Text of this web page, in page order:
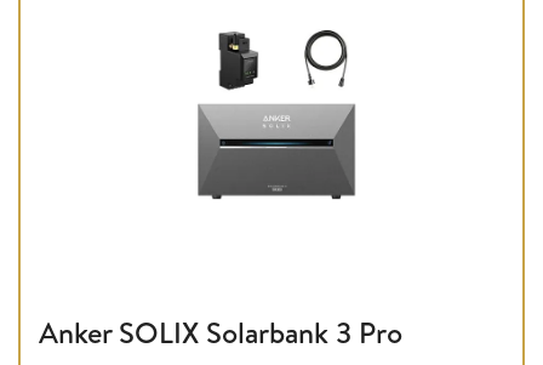
Anker SOLIX Solarbank 3 Pro